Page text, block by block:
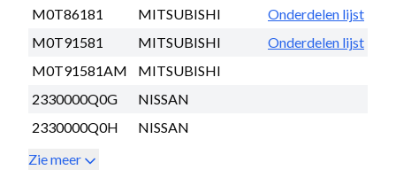
M0T86181
MITSUBISHI
Onderdelen lijst
M0T91581
MITSUBISHI
Onderdelen lijst
M0T91581AM
MITSUBISHI
2330000Q0G
NISSAN
2330000Q0H
NISSAN
Zie meer